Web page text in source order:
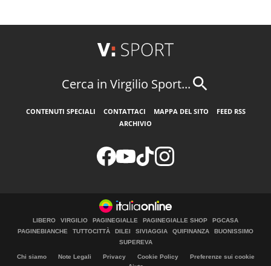
Cerca in Virgilio Sport...
CONTENUTI SPECIALI CONTATTACI MAPPA DEL SITO
FEED RSS
ARCHIVIO
LIBERO VIRGILIO PAGINEGIALLE PAGINEGIALLE SHOP
PGCASA
PAGINEBIANCHE
TUTTOCITTÀ DILEI SIVIAGGIA QUIFINANZA
BUONISSIMO
SUPEREVA
Chi siamo Note Legali Privacy Cookie Policy
Preferenze sui cookie